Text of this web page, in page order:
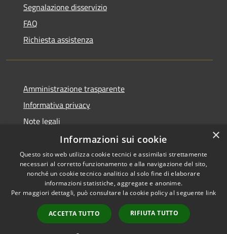
Segnalazione disservizio
FAQ
Richiesta assistenza
Amministrazione trasparente
Informativa privacy
Note legali
Dichiarazione di accessibilità
RSS
Accessibilità
Copyright © 2026 • Comune di
Verolavecchia • Powered by
Municipium•
Accesso
redazione
×
Informazioni sui cookie
Questo sito web utilizza cookie tecnici e assimilati strettamente
necessari al corretto funzionamento e alla navigazione del sito,
nonché un cookie tecnico analitico al solo fine di elaborare
informazioni statistiche, aggregate e anonime.
Per maggiori dettagli, può consultare la cookie policy al seguente link
ACCETTA TUTTO RIFIUTA TUTTO